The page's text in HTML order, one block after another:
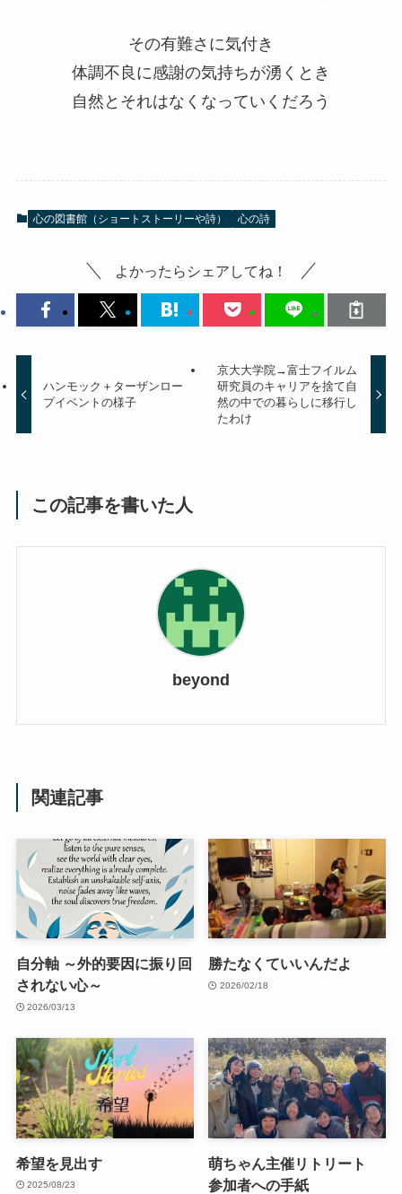
その有難さに気付き
体調不良に感謝の気持ちが湧くとき
自然とそれはなくなっていくだろう
心の図書館（ショートストーリーや詩） 心の詩
よかったらシェアしてね！
ハンモック＋ターザンロー
プイベントの様子
京大大学院→富士フイルム
研究員のキャリアを捨て自
然の中での暮らしに移行し
たわけ
この記事を書いた人
beyond
関連記事
自分軸 ～外的要因に振り回
されない心～
2026/03/13
勝たなくていいんだよ
2026/02/18
希望を見出す
2025/08/23
萌ちゃん主催リトリート
参加者への手紙